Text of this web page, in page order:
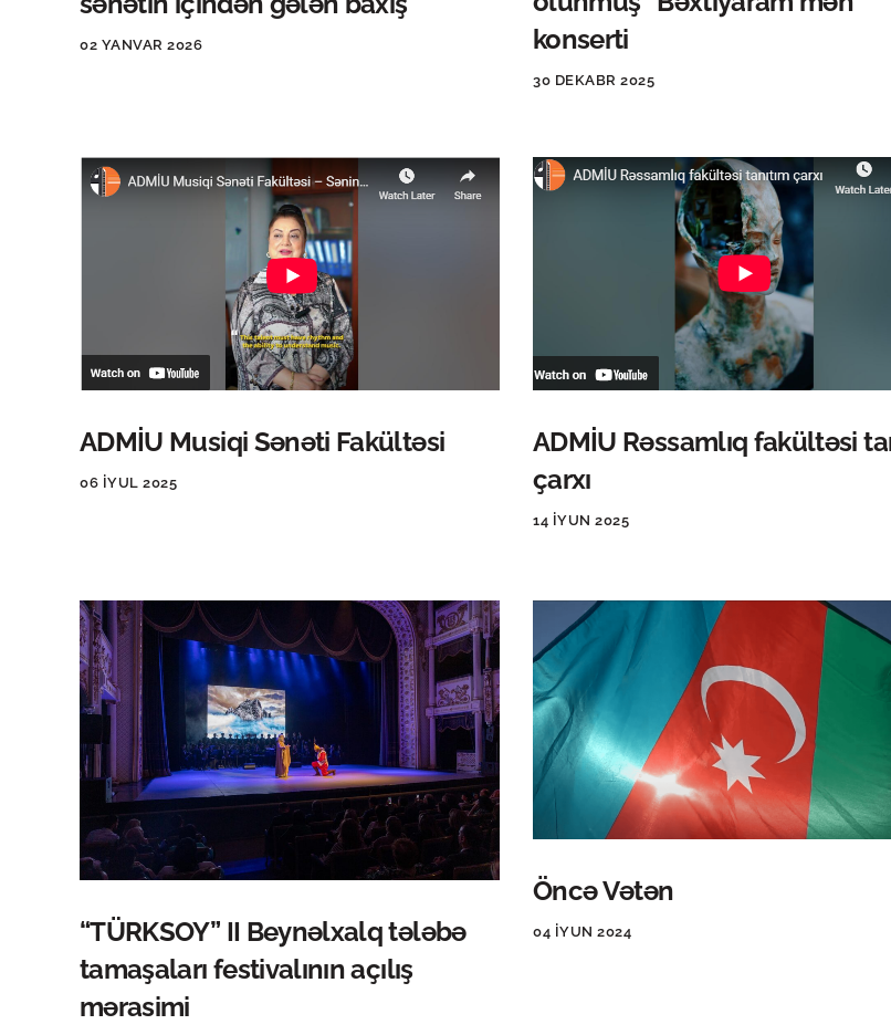
02 YANVAR 2026
konserti
30 DEKABR 2025
ADMİU Musiqi Sənəti Fakültəsi
06 İYUL 2025
ADMİU Rəssamlıq fakültəsi
çarxı
14 İYUN 2025
“TÜRKSOY” II Beynəlxalq tələbə
tamaşaları festivalının açılış
mərasimi
Öncə Vətən
04 İYUN 2024